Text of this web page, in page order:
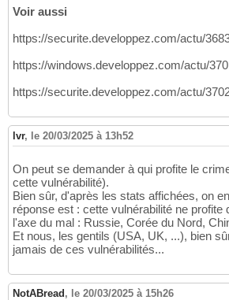
Voir aussi
https://securite.developpez.com/actu/
https://windows.developpez.com/actu/
https://securite.developpez.com/actu/
lvr, le 20/03/2025 à 13h52
On peut se demander à qui profite le
cette vulnérabilité).
Bien sûr, d'après les stats affichées, on
réponse est : cette vulnérabilité ne profite
l'axe du mal : Russie, Corée du Nord,
Et nous, les gentils (USA, UK, ...), bien
jamais de ces vulnérabilités...
NotABread, le 20/03/2025 à 15h26